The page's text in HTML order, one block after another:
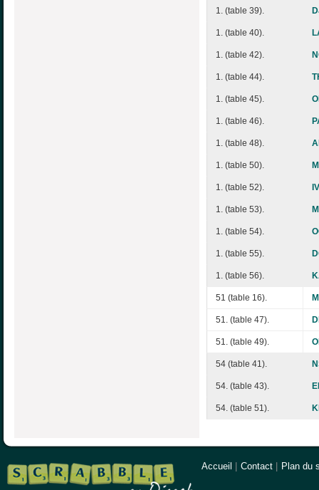
1. (table 39).
1. (table 40).
1. (table 42).
1. (table 44).
1. (table 45).
1. (table 46).
1. (table 48).
1. (table 50).
1. (table 52).
1. (table 53).
1. (table 54).
1. (table 55).
1. (table 56).
51 (table 16).
51. (table 47).
51. (table 49).
54 (table 41).
54. (table 43).
54. (table 51).
Accueil Contact Plan du